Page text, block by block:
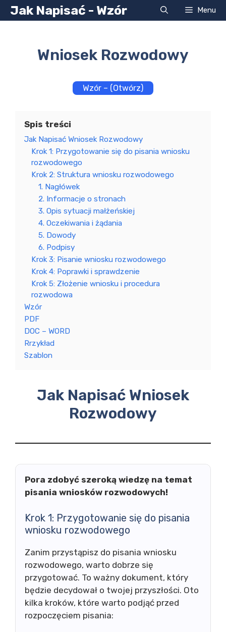
Przejdź
do
Jak Napisać - Wzór Menu
Wniosek Rozwodowy
Wzór – (Otwórz)
Spis treści
Jak Napisać Wniosek Rozwodowy
Krok 1: Przygotowanie się do pisania wniosku
rozwodowego
Krok 2: Struktura wniosku rozwodowego
1. Nagłówek
2. Informacje o stronach
3. Opis sytuacji małżeńskiej
4. Oczekiwania i żądania
5. Dowody
6. Podpisy
Krok 3: Pisanie wniosku rozwodowego
Krok 4: Poprawki i sprawdzenie
Krok 5: Złożenie wniosku i procedura
rozwodowa
Wzór
PDF
DOC – WORD
Rrzykład
Szablon
Jak Napisać Wniosek
Rozwodowy
Pora zdobyć szeroką wiedzę na temat
pisania wniosków rozwodowych!
Krok 1: Przygotowanie się do pisania
wniosku rozwodowego
Zanim przystąpisz do pisania wniosku
rozwodowego, warto dobrze się
przygotować. To ważny dokument, który
będzie decydował o twojej przyszłości. Oto
kilka kroków, które warto podjąć przed
rozpoczęciem pisania: